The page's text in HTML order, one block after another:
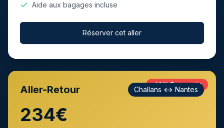
Aide aux bagages incluse
Réserver cet aller
-10% Économie
Aller-Retour Challans ↔ Nantes
234€